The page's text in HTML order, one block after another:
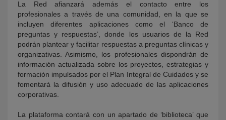
La Red afianzará además el contacto entre los
profesionales a través de una comunidad, en la que se
incluyen diferentes aplicaciones como el ‘Banco de
preguntas y respuestas’, donde los usuarios de la Red
podrán plantear y facilitar respuestas a preguntas clínicas y
organizativas. Asimismo, los profesionales dispondrán de
información actualizada sobre los proyectos, estrategias y
formación impulsados por el Plan Integral de Cuidados y se
fomentará la difusión y uso adecuado de las aplicaciones
corporativas.
La plataforma contará con un apartado de ‘biblioteca’ que